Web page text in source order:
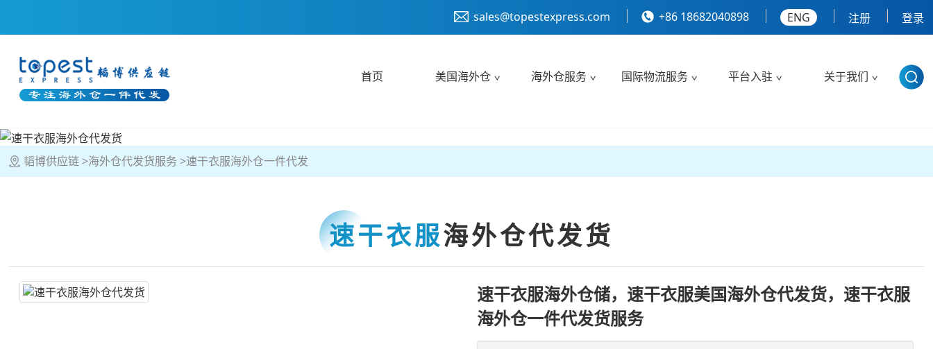
sales@topestexpress.com +86 18682040898 ENG 注册 登录
首页 美国海外仓 海外仓服务 国际物流服务 平台入驻 关于我们
韬博供应链 海外仓代发货服务 速干衣服海外仓一件代发
速干衣服海外仓代发货
速干衣服海外仓储，速干衣服美国海外仓代发货，速干衣服
海外仓一件代发货服务